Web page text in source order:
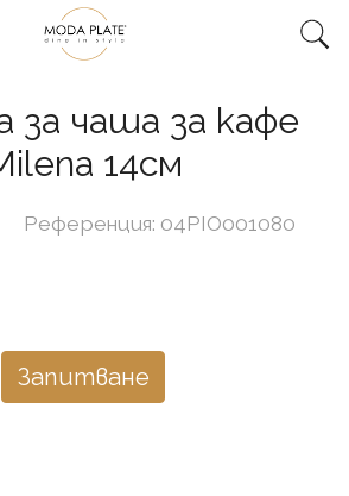
за чаша за кафе
14см
Референция: 04PIO001080
Запитване